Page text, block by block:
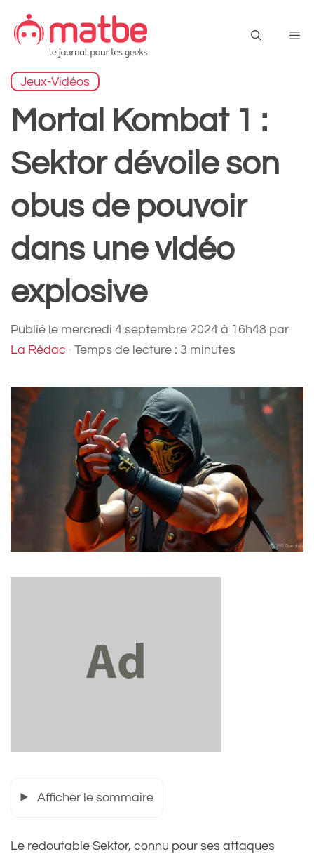
contenu
Jeux-Vidéos
Mortal Kombat 1 :
Sektor dévoile son
obus de pouvoir
dans une vidéo
explosive
Publié le mercredi 4 septembre 2024 à 16h48 par
La Rédac · Temps de lecture : 3 minutes
Afficher le sommaire
Le redoutable Sektor, connu pour ses attaques